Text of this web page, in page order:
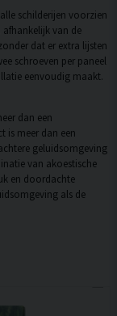
schilderijen voorzien
afhankelijk van de
dat er extra lijsten
schroeven per paneel
eenvoudig maakt.
dan een
is meer dan een
geluidsomgeving
van akoestische
en doordachte
als de